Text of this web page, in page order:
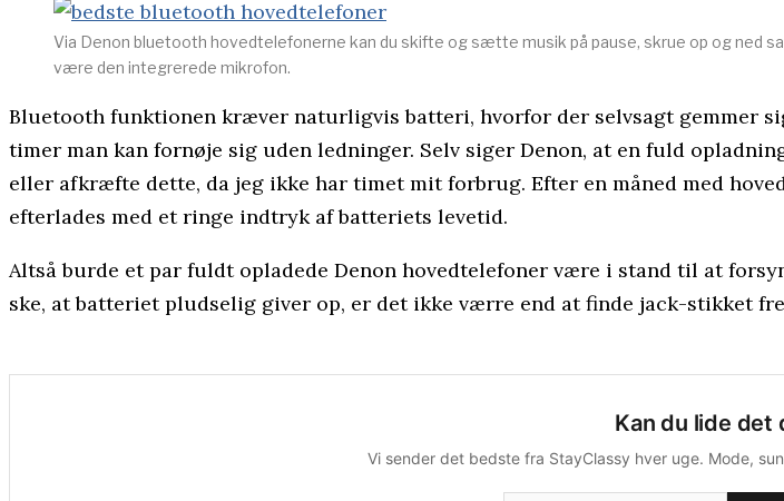
Via Denon bluetooth hovedtelefonerne kan du skifte og sætte musik på pause, skrue op og ned
være den integrerede mikrofon.
Bluetooth funktionen kræver naturligvis batteri, hvorfor der selvsagt gemmer
timer man kan fornøje sig uden ledninger. Selv siger Denon, at en fuld
eller afkræfte dette, da jeg ikke har timet mit forbrug. Efter en måned med
efterlades med et ringe indtryk af batteriets levetid.
Altså burde et par fuldt opladede Denon hovedtelefoner være i stand til at
ske, at batteriet pludselig giver op, er det ikke værre end at finde jack-stikket
Kan du lide det
Vi sender det bedste fra StayClassy hver uge. Mode,